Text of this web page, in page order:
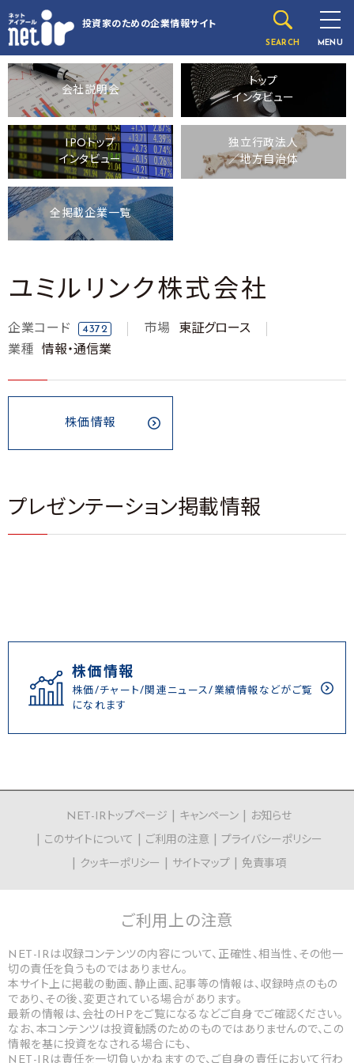
投資家のための企業情報サイト
SEARCH MENU
会社説明会
トップ
インタビュー
IPOトップ
インタビュー
独立行政法人
／地方自治体
全掲載企業一覧
ユミルリンク株式会社
企業コード 4372 市場
東証グロース
業種
情報・通信業
株価情報
プレゼンテーション掲載情報
株価情報
株価/チャート/関連ニュース/業績情報などがご覧
になれます
NET-IRトップページ キャンペーン
お知らせ
このサイトについて
ご利用の注意
プライバシーポリシー
クッキーポリシー
サイトマップ 免責事項
ご利用上の注意
NET-IRは収録コンテンツの内容について、正確性、相当性、その他一
切の責任を負うものではありません。
本サイト上に掲載の動画、静止画、記事等の情報は、収録時点のもの
であり、その後、変更されている場合があります。
最新の情報は、会社のHPをご覧になるなどご自身でご確認ください。
なお、本コンテンツは投資勧誘のためのものではありませんので、この
情報を基に投資をなされる場合にも、
NET-IRは責任を一切負いかねますので、ご自身の責任において行わ